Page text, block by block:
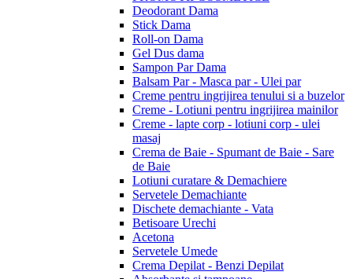
Deodorant Dama
Stick Dama
Roll-on Dama
Gel Dus dama
Sampon Par Dama
Balsam Par - Masca par - Ulei par
Creme pentru ingrijirea tenului si a buzelor
Creme - Lotiuni pentru ingrijirea mainilor
Creme - lapte corp - lotiuni corp - ulei
masaj
Crema de Baie - Spumant de Baie - Sare
de Baie
Lotiuni curatare & Demachiere
Servetele Demachiante
Dischete demachiante - Vata
Betisoare Urechi
Acetona
Servetele Umede
Crema Depilat - Benzi Depilat